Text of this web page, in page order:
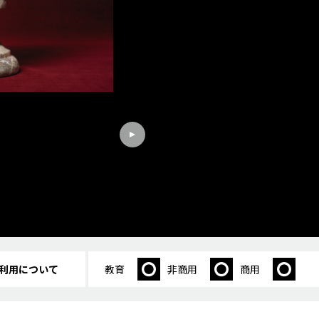
用について 教育 非商用 商用